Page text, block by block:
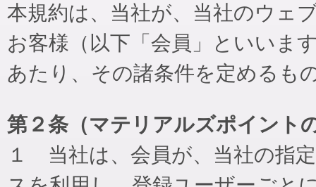
本規約は、当社が、当社のウェ
お客様（以下「会員」といいま
あたり、その諸条件を定めるも
第２条（マテリアルズポイント
１ 当社は、会員が、当社の指